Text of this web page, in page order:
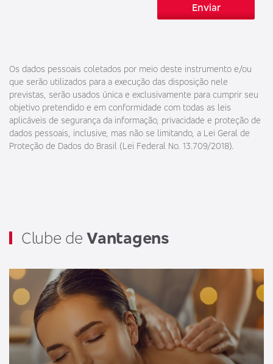
Enviar
Os dados pessoais coletados por meio deste instrumento e/ou
que serão utilizados para a execução das disposição nele
previstas, serão usados única e exclusivamente para cumprir seu
objetivo pretendido e em conformidade com todas as leis
aplicáveis de segurança da informação, privacidade e proteção de
dados pessoais, inclusive, mas não se limitando, a Lei Geral de
Proteção de Dados do Brasil (Lei Federal No. 13.709/2018).
Clube deVantagens